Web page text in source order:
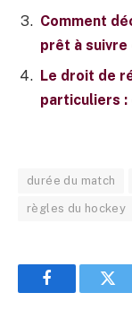
Comment
prêt à suivre
Le droit de
particuliers :
durée du match
règles du hockey
Facebook